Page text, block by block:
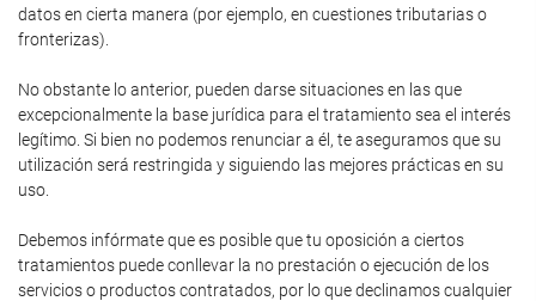
datos en cierta manera (por ejemplo, en cuestiones tributarias o
fronterizas).
No obstante lo anterior, pueden darse situaciones en las que
excepcionalmente la base jurídica para el tratamiento sea el interés
legítimo. Si bien no podemos renunciar a él, te aseguramos que su
utilización será restringida y siguiendo las mejores prácticas en su
uso.
Debemos infórmate que es posible que tu oposición a ciertos
tratamientos puede conllevar la no prestación o ejecución de los
servicios o productos contratados, por lo que declinamos cualquier